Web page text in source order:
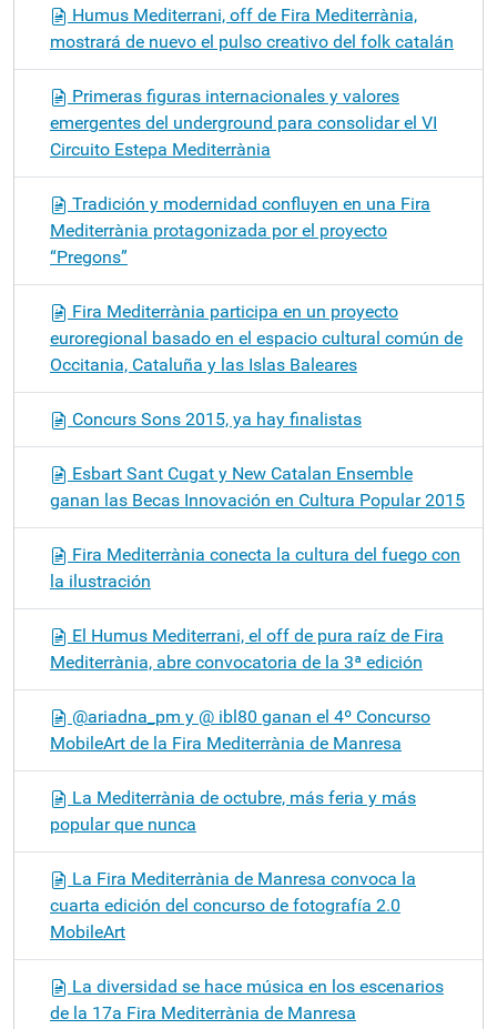
Humus Mediterrani, off de Fira Mediterrània,
mostrará de nuevo el pulso creativo del folk catalán
Primeras figuras internacionales y valores
emergentes del underground para consolidar el VI
Circuito Estepa Mediterrània
Tradición y modernidad confluyen en una Fira
Mediterrània protagonizada por el proyecto
“Pregons”
Fira Mediterrània participa en un proyecto
euroregional basado en el espacio cultural común de
Occitania, Cataluña y las Islas Baleares
Concurs Sons 2015, ya hay finalistas
Esbart Sant Cugat y New Catalan Ensemble
ganan las Becas Innovación en Cultura Popular 2015
Fira Mediterrània conecta la cultura del fuego con
la ilustración
El Humus Mediterrani, el off de pura raíz de Fira
Mediterrània, abre convocatoria de la 3ª edición
@ariadna_pm y @ ibl80 ganan el 4º Concurso
MobileArt de la Fira Mediterrània de Manresa
La Mediterrània de octubre, más feria y más
popular que nunca
La Fira Mediterrània de Manresa convoca la
cuarta edición del concurso de fotografía 2.0
MobileArt
La diversidad se hace música en los escenarios
de la 17a Fira Mediterrània de Manresa